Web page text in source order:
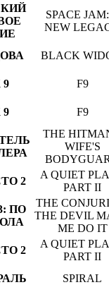
SPACE
NEW
BLACK
F9
F9
THE
WIFE'S
2
A QUIET
PART II
ПО
THE
THE DEVIL
ME DO IT
2
A QUIET
PART II
SPIRAL